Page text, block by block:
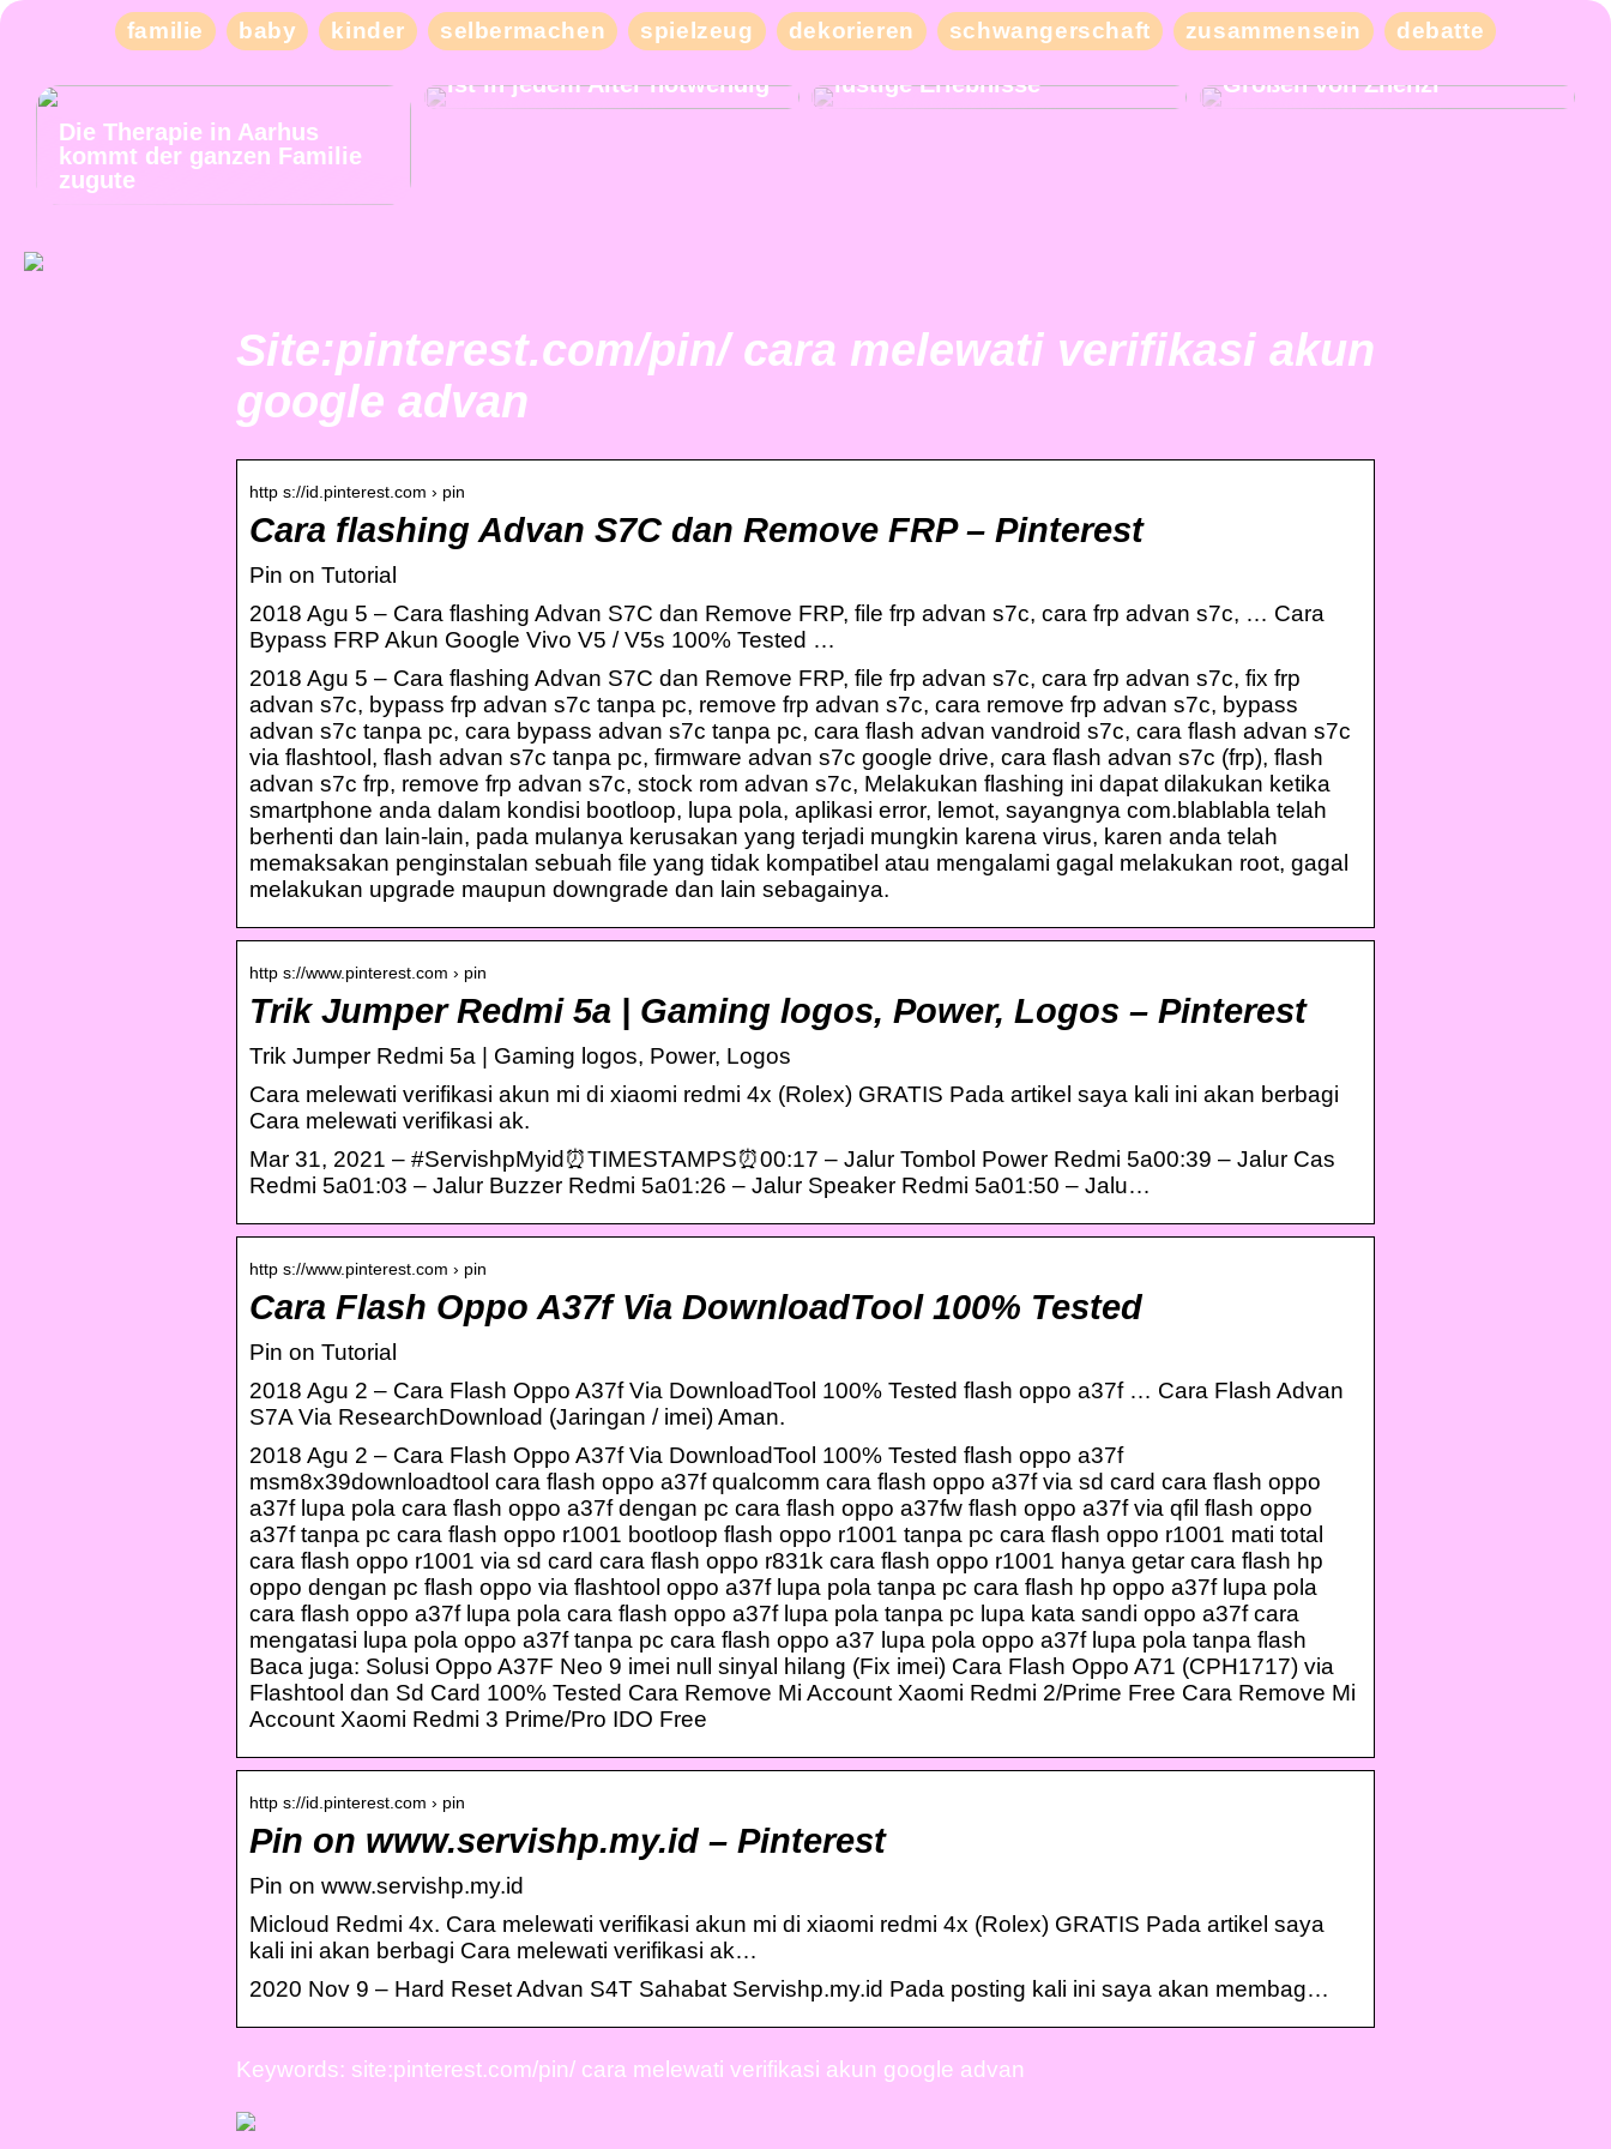
familie baby kinder selbermachen spielzeug dekorieren schwangerschaft zusammensein debatte
Die Therapie in Aarhus
kommt der ganzen Familie
zugute
ist in jedem Alter notwendig
Besuchen Sie unser
Nachbarland und erleben Sie
lustige Erlebnisse
Kaufen Sie moderne und
Größen von Zhenzi
Site:pinterest.com/pin/ cara melewati verifikasi akun
google advan
http s://id.pinterest.com › pin
Cara flashing Advan S7C dan Remove FRP – Pinterest
Pin on Tutorial
2018 Agu 5 – Cara flashing Advan S7C dan Remove FRP, file frp advan s7c, cara frp advan s7c, … Cara
Bypass FRP Akun Google Vivo V5 / V5s 100% Tested …
2018 Agu 5 – Cara flashing Advan S7C dan Remove FRP, file frp advan s7c, cara frp advan s7c, fix frp
advan s7c, bypass frp advan s7c tanpa pc, remove frp advan s7c, cara remove frp advan s7c, bypass
advan s7c tanpa pc, cara bypass advan s7c tanpa pc, cara flash advan vandroid s7c, cara flash advan s7c
via flashtool, flash advan s7c tanpa pc, firmware advan s7c google drive, cara flash advan s7c (frp), flash
advan s7c frp, remove frp advan s7c, stock rom advan s7c, Melakukan flashing ini dapat dilakukan ketika
smartphone anda dalam kondisi bootloop, lupa pola, aplikasi error, lemot, sayangnya com.blablabla telah
berhenti dan lain-lain, pada mulanya kerusakan yang terjadi mungkin karena virus, karen anda telah
memaksakan penginstalan sebuah file yang tidak kompatibel atau mengalami gagal melakukan root, gagal
melakukan upgrade maupun downgrade dan lain sebagainya.
http s://www.pinterest.com › pin
Trik Jumper Redmi 5a | Gaming logos, Power, Logos – Pinterest
Trik Jumper Redmi 5a | Gaming logos, Power, Logos
Cara melewati verifikasi akun mi di xiaomi redmi 4x (Rolex) GRATIS Pada artikel saya kali ini akan berbagi
Cara melewati verifikasi ak.
Mar 31, 2021 – #ServishpMyid⏰TIMESTAMPS⏰00:17 – Jalur Tombol Power Redmi 5a00:39 – Jalur Cas
Redmi 5a01:03 – Jalur Buzzer Redmi 5a01:26 – Jalur Speaker Redmi 5a01:50 – Jalu…
http s://www.pinterest.com › pin
Cara Flash Oppo A37f Via DownloadTool 100% Tested
Pin on Tutorial
2018 Agu 2 – Cara Flash Oppo A37f Via DownloadTool 100% Tested flash oppo a37f … Cara Flash Advan
S7A Via ResearchDownload (Jaringan / imei) Aman.
2018 Agu 2 – Cara Flash Oppo A37f Via DownloadTool 100% Tested flash oppo a37f
msm8x39downloadtool cara flash oppo a37f qualcomm cara flash oppo a37f via sd card cara flash oppo
a37f lupa pola cara flash oppo a37f dengan pc cara flash oppo a37fw flash oppo a37f via qfil flash oppo
a37f tanpa pc cara flash oppo r1001 bootloop flash oppo r1001 tanpa pc cara flash oppo r1001 mati total
cara flash oppo r1001 via sd card cara flash oppo r831k cara flash oppo r1001 hanya getar cara flash hp
oppo dengan pc flash oppo via flashtool oppo a37f lupa pola tanpa pc cara flash hp oppo a37f lupa pola
cara flash oppo a37f lupa pola cara flash oppo a37f lupa pola tanpa pc lupa kata sandi oppo a37f cara
mengatasi lupa pola oppo a37f tanpa pc cara flash oppo a37 lupa pola oppo a37f lupa pola tanpa flash
Baca juga: Solusi Oppo A37F Neo 9 imei null sinyal hilang (Fix imei) Cara Flash Oppo A71 (CPH1717) via
Flashtool dan Sd Card 100% Tested Cara Remove Mi Account Xaomi Redmi 2/Prime Free Cara Remove Mi
Account Xaomi Redmi 3 Prime/Pro IDO Free
http s://id.pinterest.com › pin
Pin on www.servishp.my.id – Pinterest
Pin on www.servishp.my.id
Micloud Redmi 4x. Cara melewati verifikasi akun mi di xiaomi redmi 4x (Rolex) GRATIS Pada artikel saya
kali ini akan berbagi Cara melewati verifikasi ak…
2020 Nov 9 – Hard Reset Advan S4T Sahabat Servishp.my.id Pada posting kali ini saya akan membag…
Keywords: site:pinterest.com/pin/ cara melewati verifikasi akun google advan